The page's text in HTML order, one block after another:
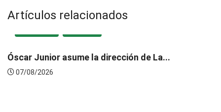
Artículos relacionados
Trujillo: Policía abatió a presunto delincuente
tras...